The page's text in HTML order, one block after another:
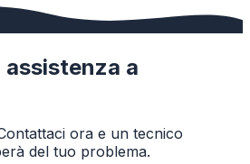
assistenza a
ora e un tecnico
del tuo problema.